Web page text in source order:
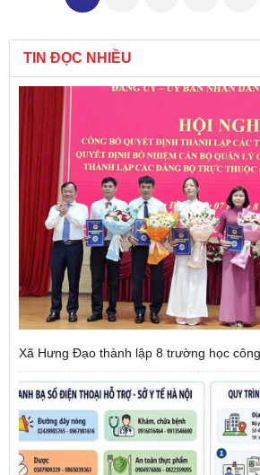
TIN ĐỌC NHIỀU
Xã Hưng Đạo thành lập 8 trường học